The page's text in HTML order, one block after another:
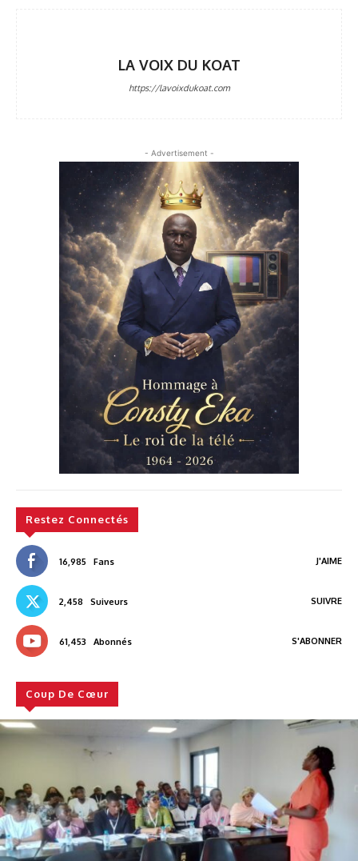
LA VOIX DU KOAT
https://lavoixdukoat.com
- Advertisement -
Restez Connectés
16,985 Fans J'AIME
2,458 Suiveurs SUIVRE
61,453 Abonnés S'ABONNER
Coup De Cœur